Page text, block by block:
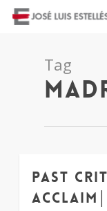
Tag
Past
1